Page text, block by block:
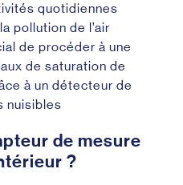
quotidiennes
pollution de l’air
de procéder à une
de saturation de
à un détecteur de
nuisibles
de mesure
?